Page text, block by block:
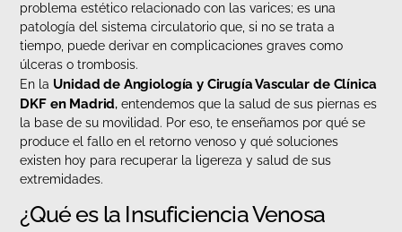
problema estético relacionado con las varices; es una
patología del sistema circulatorio que, si no se trata a
tiempo, puede derivar en complicaciones graves como
úlceras o trombosis.
En la Unidad de Angiología y Cirugía Vascular de Clínica
DKF en Madrid, entendemos que la salud de sus piernas es
la base de su movilidad. Por eso, te enseñamos por qué se
produce el fallo en el retorno venoso y qué soluciones
existen hoy para recuperar la ligereza y salud de sus
extremidades.
¿Qué es la Insuficiencia Venosa